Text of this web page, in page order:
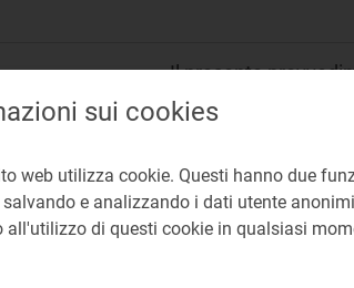
Il presente
alla deliberazione
contrattuali dei
Mercati Retail
Rafforzamento
sui cookies
web utilizza cookie. Questi hanno due
e analizzando i dati utente
all'utilizzo di questi cookie in qualsiasi